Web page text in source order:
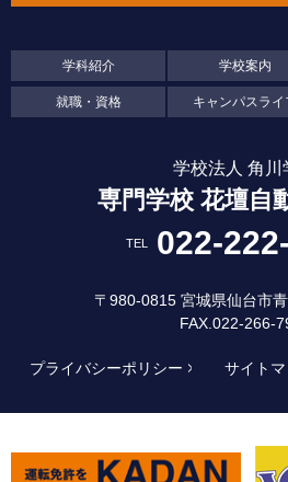
学科紹介 学校案内
就職・資格 キャンパスライ
学校法人 角川
専門学校 花壇自
TEL 022-
〒980-0815 宮城県仙台市
FAX.022-266-
プライバシーポリシー サイト